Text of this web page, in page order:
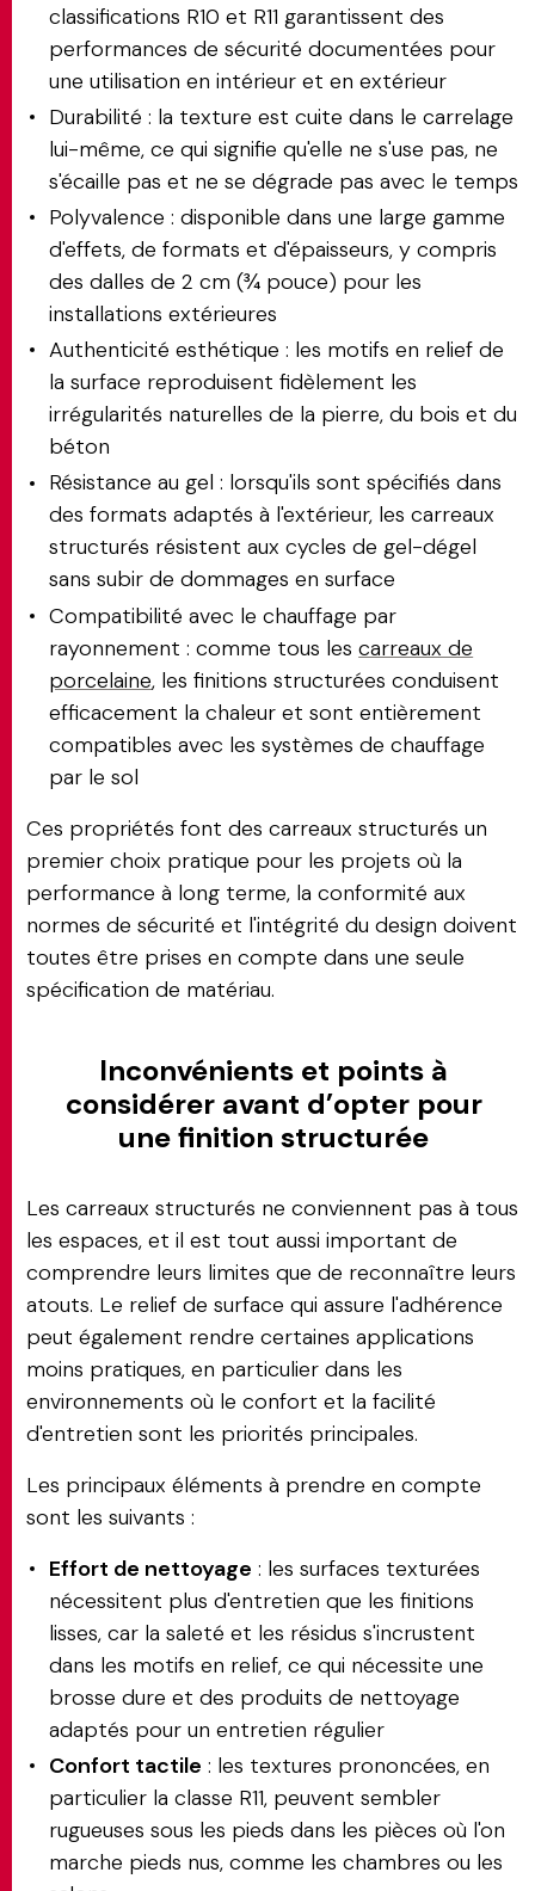
classifications R10 et R11 garantissent des
performances de sécurité documentées pour
une utilisation en intérieur et en extérieur
Durabilité : la texture est cuite dans le carrelage
lui-même, ce qui signifie qu'elle ne s'use pas, ne
s'écaille pas et ne se dégrade pas avec le temps
Polyvalence : disponible dans une large gamme
d'effets, de formats et d'épaisseurs, y compris
des dalles de 2 cm (¾ pouce) pour les
installations extérieures
Authenticité esthétique : les motifs en relief de
la surface reproduisent fidèlement les
irrégularités naturelles de la pierre, du bois et du
béton
Résistance au gel : lorsqu'ils sont spécifiés dans
des formats adaptés à l'extérieur, les carreaux
structurés résistent aux cycles de gel-dégel
sans subir de dommages en surface
Compatibilité avec le chauffage par
rayonnement : comme tous lescarreaux de
porcelaine, les finitions structurées conduisent
efficacement la chaleur et sont entièrement
compatibles avec les systèmes de chauffage
par le sol
Ces propriétés font des carreaux structurés un
premier choix pratique pour les projets où la
performance à long terme, la conformité aux
normes de sécurité et l'intégrité du design doivent
toutes être prises en compte dans une seule
spécification de matériau.
Inconvénients et points à
considérer avant d’opter pour
une finition structurée
Les carreaux structurés ne conviennent pas à tous
les espaces, et il est tout aussi important de
comprendre leurs limites que de reconnaître leurs
atouts. Le relief de surface qui assure l'adhérence
peut également rendre certaines applications
moins pratiques, en particulier dans les
environnements où le confort et la facilité
d'entretien sont les priorités principales.
Les principaux éléments à prendre en compte
sont les suivants :
Effort de nettoyage : les surfaces texturées
nécessitent plus d'entretien que les finitions
lisses, car la saleté et les résidus s'incrustent
dans les motifs en relief, ce qui nécessite une
brosse dure et des produits de nettoyage
adaptés pour un entretien régulier
Confort tactile : les textures prononcées, en
particulier la classe R11, peuvent sembler
rugueuses sous les pieds dans les pièces où l'on
marche pieds nus, comme les chambres ou les